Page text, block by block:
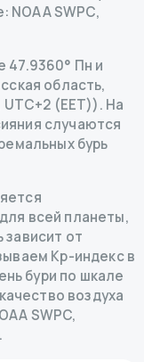
: NOAA SWPC,
47.9360° Пн и
область,
(EET)). На
случаются
бурь
всей планеты,
зависит от
Kp-индекс в
бури по шкале
воздуха
SWPC,